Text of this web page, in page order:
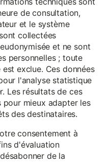
de consultation,
et le système
collectées
et ne sont
personnelles ; toute
exclue. Ces données
l'analyse statistique
Les résultats de ces
pour mieux adapter les
des destinataires.
consentement à
d'évaluation
de la